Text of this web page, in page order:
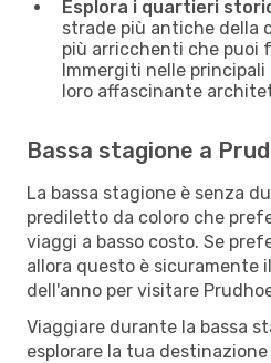
Esplora i quartieri
strade più antiche della
più arricchenti che puoi
Immergiti nelle principali
loro affascinante
Bassa stagione a
La bassa stagione è senza
prediletto da coloro che
viaggi a basso costo. Se
allora questo è sicuramente
dell'anno per visitare
Viaggiare durante la bassa
esplorare la tua